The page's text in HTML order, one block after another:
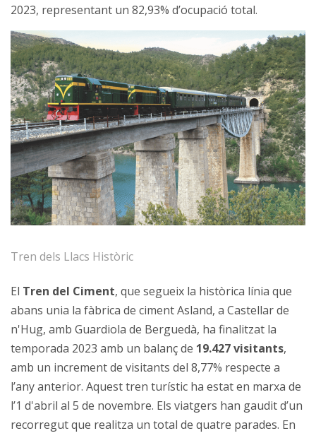
2023, representant un 82,93% d’ocupació total.
Tren dels Llacs Històric
El Tren del Ciment, que segueix la històrica línia que
abans unia la fàbrica de ciment Asland, a Castellar de
n'Hug, amb Guardiola de Berguedà, ha finalitzat la
temporada 2023 amb un balanç de 19.427 visitants,
amb un increment de visitants del 8,77% respecte a
l’any anterior. Aquest tren turístic ha estat en marxa de
l’1 d'abril al 5 de novembre. Els viatgers han gaudit d’un
recorregut que realitza un total de quatre parades. En